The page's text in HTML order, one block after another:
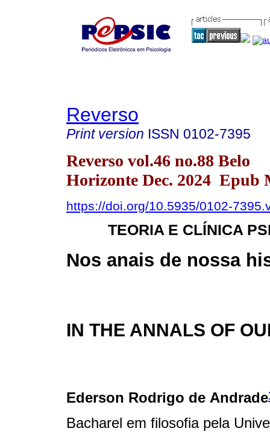
Reverso
Print version ISSN 0102-7395
Reverso vol.46 no.88 Belo
Horizonte Dec. 2024 Epub
https://doi.org/10.5935/0102-
TEORIA E CLÍNICA
Nos anais de nossa
IN THE ANNALS OF
Ederson Rodrigo de Andrade
Bacharel em filosofia pela